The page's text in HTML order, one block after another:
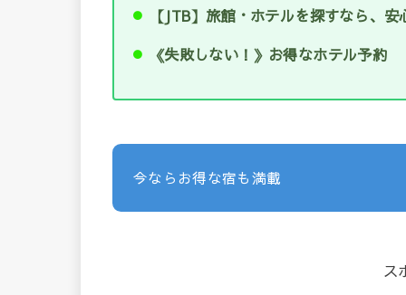
【JTB】旅館・ホテルを探すなら、
《失敗しない！》お得なホテル予
今ならお得な宿も満載
ス